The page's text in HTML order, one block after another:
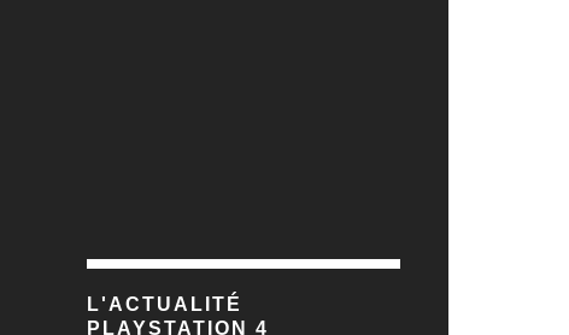
L'ACTUALITÉ
PLAYSTATION 4